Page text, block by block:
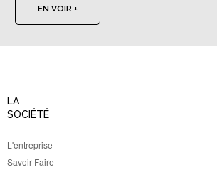
EN VOIR +
LA
SOCIÉTÉ
L'entreprise
Savoir-Faire